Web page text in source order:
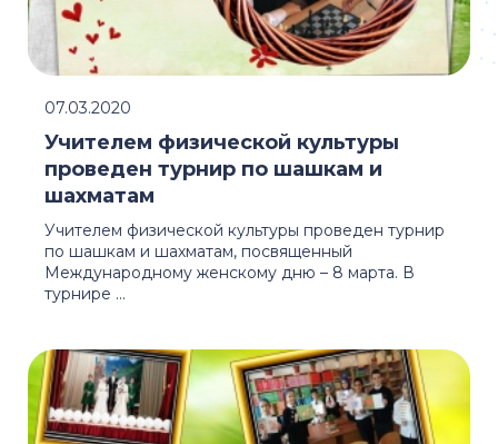
Учителем физической культуры проведен турнир
по шашкам и шахматам, посвященный
Международному женскому дню – 8 марта. В
турнире ...
Учителем физической культуры
проведен турнир по шашкам и
шахматам
07.03.2020